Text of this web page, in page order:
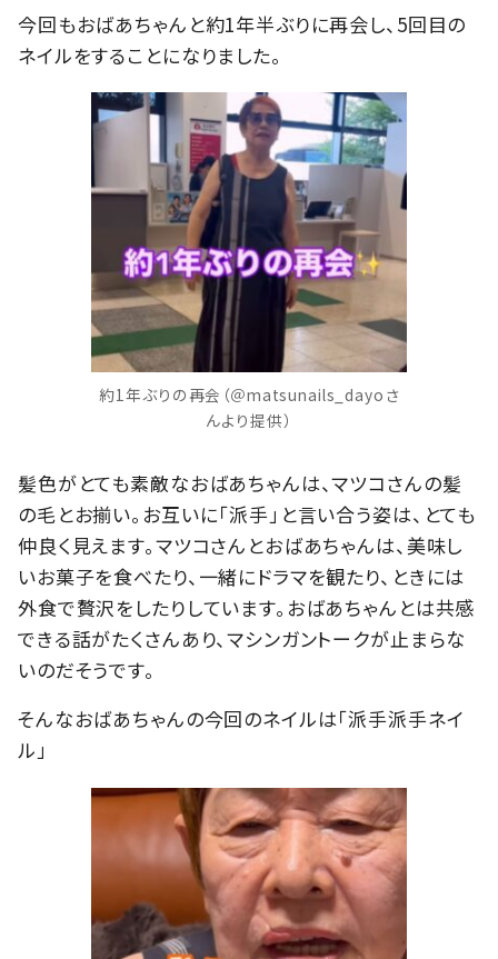
今回もおばあちゃんと約1年半ぶりに再会し、5回目の
ネイルをすることになりました。
約1年ぶりの再会（＠matsunails_dayoさ
んより提供）
髪色がとても素敵なおばあちゃんは、マツコさんの髪
の毛とお揃い。お互いに「派手」と言い合う姿は、とても
仲良く見えます。マツコさんとおばあちゃんは、美味し
いお菓子を食べたり、一緒にドラマを観たり、ときには
外食で贅沢をしたりしています。おばあちゃんとは共感
できる話がたくさんあり、マシンガントークが止まらな
いのだそうです。
そんなおばあちゃんの今回のネイルは「派手派手ネイ
ル」